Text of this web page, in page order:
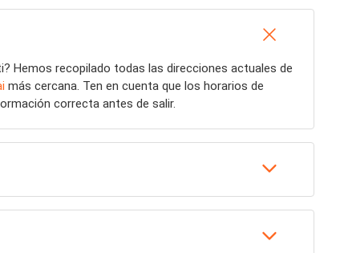
Hemos recopilado todas las direcciones actuales de
más cercana. Ten en cuenta que los horarios de
correcta antes de salir.